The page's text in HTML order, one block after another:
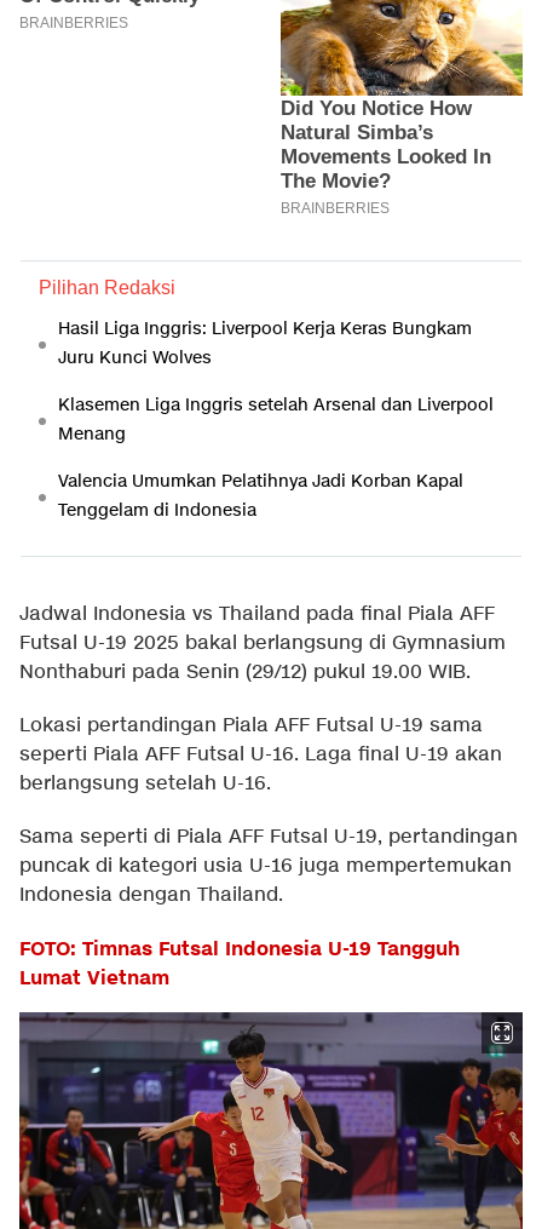
Pilihan Redaksi
Hasil Liga Inggris: Liverpool Kerja Keras Bungkam
Juru Kunci Wolves
Klasemen Liga Inggris setelah Arsenal dan Liverpool
Menang
Valencia Umumkan Pelatihnya Jadi Korban Kapal
Tenggelam di Indonesia
Jadwal Indonesia vs Thailand pada final Piala AFF
Futsal U-19 2025 bakal berlangsung di Gymnasium
Nonthaburi pada Senin (29/12) pukul 19.00 WIB.
Lokasi pertandingan Piala AFF Futsal U-19 sama
seperti Piala AFF Futsal U-16. Laga final U-19 akan
berlangsung setelah U-16.
Sama seperti di Piala AFF Futsal U-19, pertandingan
puncak di kategori usia U-16 juga mempertemukan
Indonesia dengan Thailand.
FOTO: Timnas Futsal Indonesia U-19 Tangguh
Lumat Vietnam